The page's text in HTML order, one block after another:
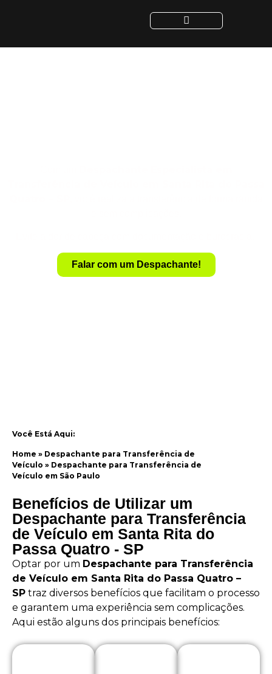
Falar com um Despachante!
Você Está Aqui:
Home » Despachante para Transferência de
Veículo » Despachante para Transferência de
Veículo em São Paulo
Benefícios de Utilizar um
Despachante para Transferência
de Veículo em Santa Rita do
Passa Quatro - SP
Optar por um Despachante para Transferência
de Veículo em Santa Rita do Passa Quatro –
SP traz diversos benefícios que facilitam o processo
e garantem uma experiência sem complicações.
Aqui estão alguns dos principais benefícios: